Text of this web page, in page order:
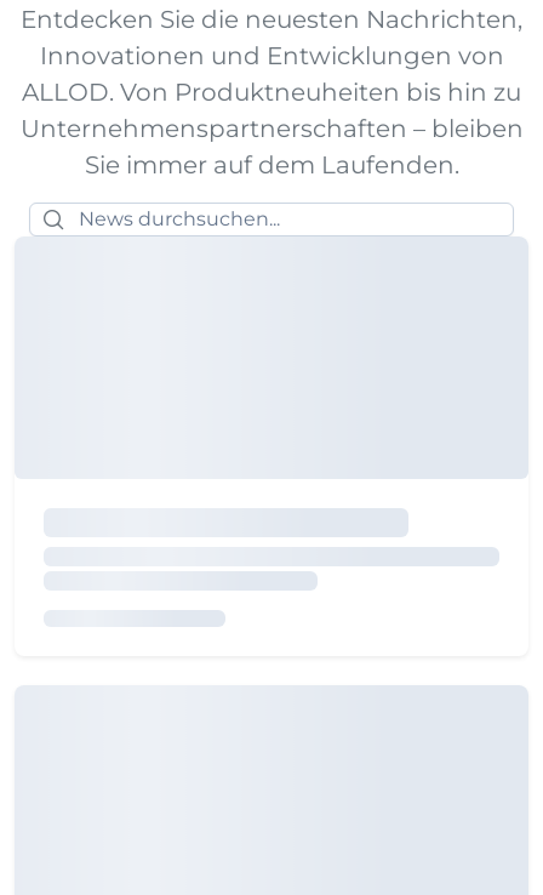
Entdecken Sie die neuesten Nachrichten,
Innovationen und Entwicklungen von
ALLOD. Von Produktneuheiten bis hin zu
Unternehmenspartnerschaften – bleiben
Sie immer auf dem Laufenden.